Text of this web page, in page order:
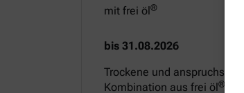
mit frei öl®
bis 31.08.2026
Trockene und
Kombination aus frei öl®